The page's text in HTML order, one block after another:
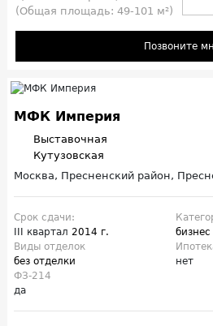
(Общая площадь: 49-101 м²)
Позвоните
МФК Империя
Выставочная
Кутузовская
Москва, Пресненский район,
Срок сдачи:
III квартал 2014 г.
бизнес
Виды отделок
без отделки
нет
ФЗ-214
да